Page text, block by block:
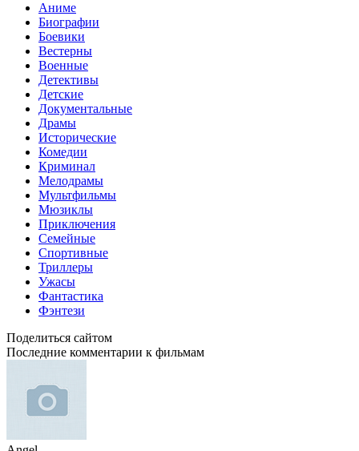
Аниме
Биографии
Боевики
Вестерны
Военные
Детективы
Детские
Документальные
Драмы
Исторические
Комедии
Криминал
Мелодрамы
Мультфильмы
Мюзиклы
Приключения
Семейные
Спортивные
Триллеры
Ужасы
Фантастика
Фэнтези
Поделиться сайтом
Последние комментарии к фильмам